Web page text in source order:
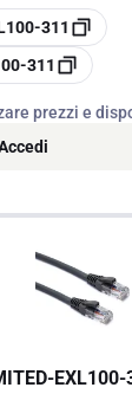
311
311
prezzi e
-